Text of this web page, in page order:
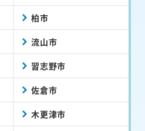
柏市
流山市
習志野市
佐倉市
木更津市